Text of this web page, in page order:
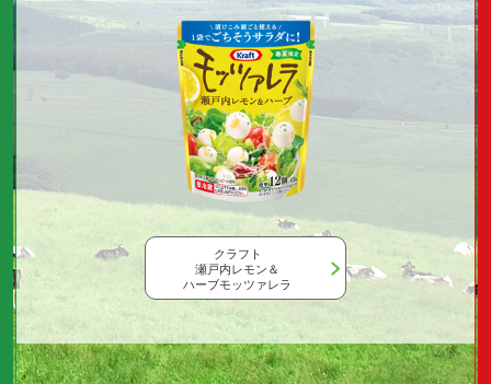
クラフト
瀬戸内レモン＆
ハーブモッツァレラ